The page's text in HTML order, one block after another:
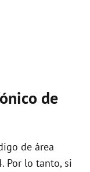
de
de área
Por lo tanto, si